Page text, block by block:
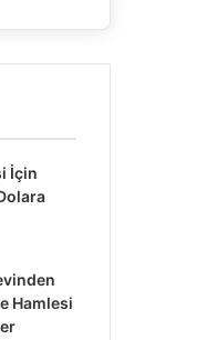
İçin
Hamlesi